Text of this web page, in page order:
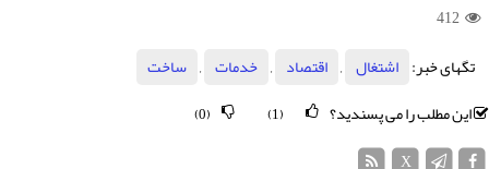
412
تگهای خبر:
اشتغال , اقتصاد , خدمات ,
ساخت
این مطلب را می پسندید؟
(0)